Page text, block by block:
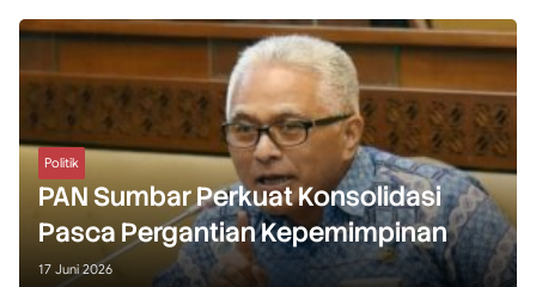
Politik
PAN Sumbar Perkuat Konsolidasi
Pasca Pergantian Kepemimpinan
17 Juni 2026